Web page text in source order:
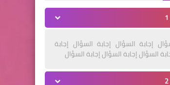
إجابة السؤال إجابة السؤال إجابة
السؤال إجابة السؤال إجابة السؤال